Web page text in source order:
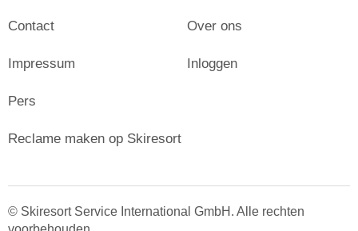
Contact
Impressum
Pers
Over ons
Inloggen
Reclame maken op Skiresort
© Skiresort Service International GmbH. Alle rechten